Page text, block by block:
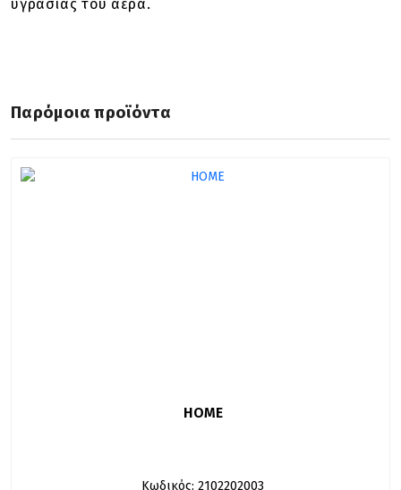
υγρασίας του αέρα.
Παρόμοια προϊόντα
HOME
Κωδικός: 2102202003